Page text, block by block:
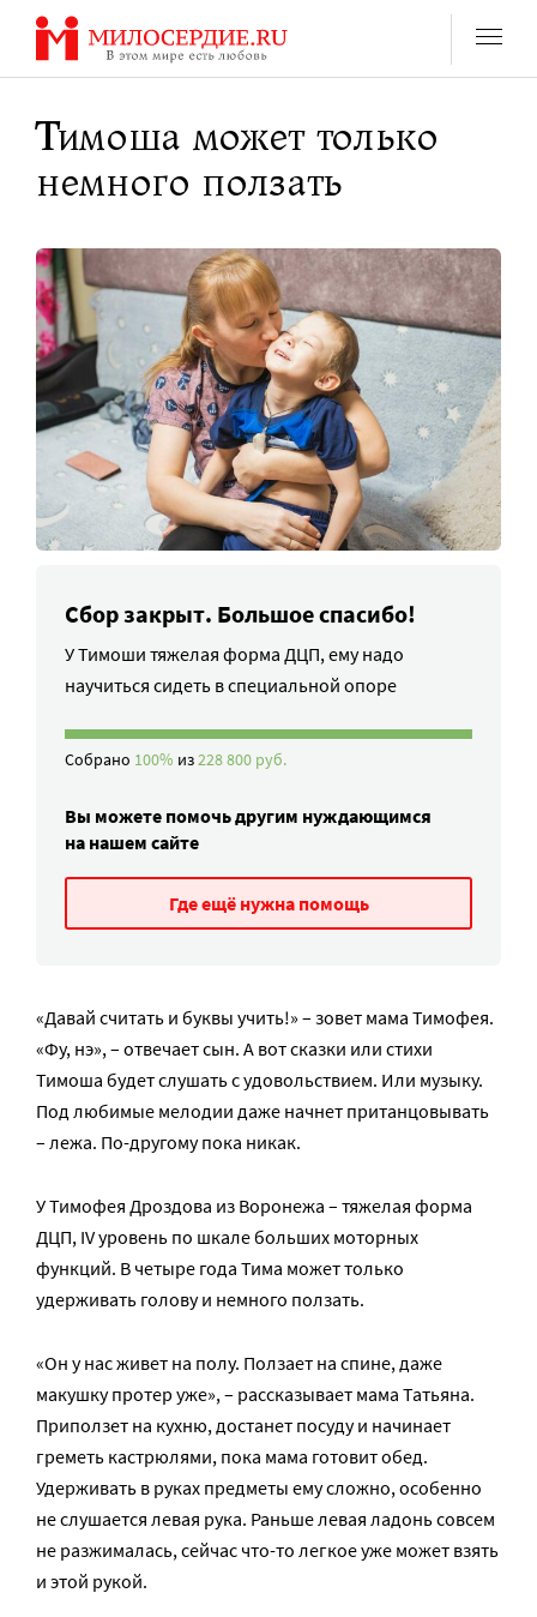
Перейти
содержанию
Тимоша может только
немного ползать
Сбор закрыт. Большое спасибо!
У Тимоши тяжелая форма ДЦП, ему надо
научиться сидеть в специальной опоре
Собрано 100% из228 800 руб.
Вы можете помочь другим нуждающимся
на нашем сайте
Где ещё нужна помощь
«Давай считать и буквы учить!» – зовет мама Тимофея.
«Фу, нэ», – отвечает сын. А вот сказки или стихи
Тимоша будет слушать с удовольствием. Или музыку.
Под любимые мелодии даже начнет пританцовывать
– лежа. По-другому пока никак.
У Тимофея Дроздова из Воронежа – тяжелая форма
ДЦП, IV уровень по шкале больших моторных
функций. В четыре года Тима может только
удерживать голову и немного ползать.
«Он у нас живет на полу. Ползает на спине, даже
макушку протер уже», – рассказывает мама Татьяна.
Приползет на кухню, достанет посуду и начинает
греметь кастрюлями, пока мама готовит обед.
Удерживать в руках предметы ему сложно, особенно
не слушается левая рука. Раньше левая ладонь совсем
не разжималась, сейчас что-то легкое уже может взять
и этой рукой.